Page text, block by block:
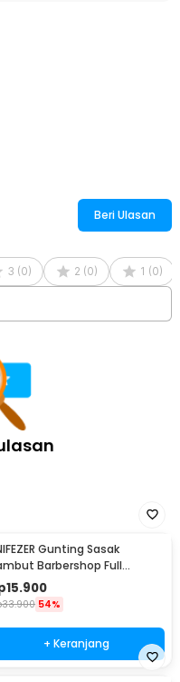
Buffing Stainless Steel
Beri Ulasan
3 (0) 2 (0) 1 (0)
Gunting Sasak
Barbershop Full
Steel - BHT002
15.900
33.900 54%
+ Keranjang